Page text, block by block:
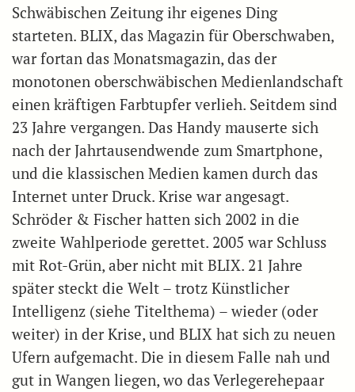
Schwäbischen Zeitung ihr eigenes Ding
starteten. BLIX, das Magazin für Oberschwaben,
war fortan das Monatsmagazin, das der
monotonen oberschwäbischen Medienlandschaft
einen kräftigen Farbtupfer verlieh. Seitdem sind
23 Jahre vergangen. Das Handy mauserte sich
nach der Jahrtausendwende zum Smartphone,
und die klassischen Medien kamen durch das
Internet unter Druck. Krise war angesagt.
Schröder & Fischer hatten sich 2002 in die
zweite Wahlperiode gerettet. 2005 war Schluss
mit Rot-Grün, aber nicht mit BLIX. 21 Jahre
später steckt die Welt – trotz Künstlicher
Intelligenz (siehe Titelthema) – wieder (oder
weiter) in der Krise, und BLIX hat sich zu neuen
Ufern aufgemacht. Die in diesem Falle nah und
gut in Wangen liegen, wo das Verlegerehepaar